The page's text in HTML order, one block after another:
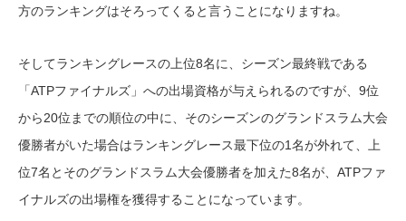
方のランキングはそろってくると言うことになりますね。
そしてランキングレースの上位8名に、シーズン最終戦である
「ATPファイナルズ」への出場資格が与えられるのですが、9位
から20位までの順位の中に、そのシーズンのグランドスラム大会
優勝者がいた場合はランキングレース最下位の1名が外れて、上
位7名とそのグランドスラム大会優勝者を加えた8名が、ATPファ
イナルズの出場権を獲得することになっています。